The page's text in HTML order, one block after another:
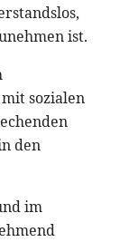
ist.
sozialen
den
im